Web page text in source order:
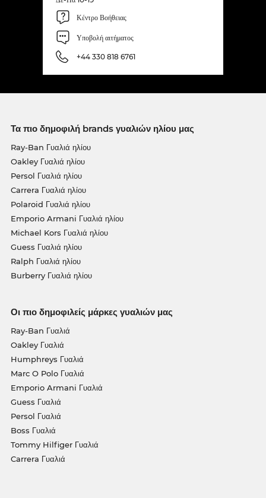
Κέντρο Βοήθειας
Υποβολή αιτήματος
+44 330 818 6761
Τα πιο δημοφιλή brands γυαλιών ηλίου μας
Ray-Ban Γυαλιά ηλίου
Oakley Γυαλιά ηλίου
Persol Γυαλιά ηλίου
Carrera Γυαλιά ηλίου
Polaroid Γυαλιά ηλίου
Emporio Armani Γυαλιά ηλίου
Michael Kors Γυαλιά ηλίου
Guess Γυαλιά ηλίου
Ralph Γυαλιά ηλίου
Burberry Γυαλιά ηλίου
Οι πιο δημοφιλείς μάρκες γυαλιών μας
Ray-Ban Γυαλιά
Oakley Γυαλιά
Humphreys Γυαλιά
Marc O Polo Γυαλιά
Emporio Armani Γυαλιά
Guess Γυαλιά
Persol Γυαλιά
Boss Γυαλιά
Tommy Hilfiger Γυαλιά
Carrera Γυαλιά